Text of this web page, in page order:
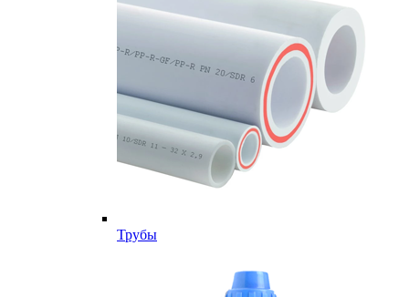
Трубы